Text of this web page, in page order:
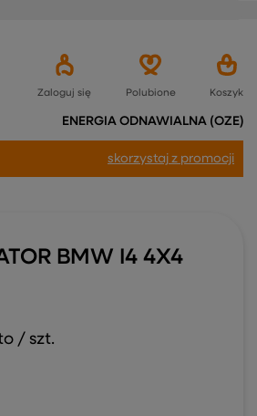
Zaloguj się Polubione Koszyk
ENERGIA ODNAWIALNA (OZE)
skorzystaj z promocji
/ szt.
BMW I4 4X4